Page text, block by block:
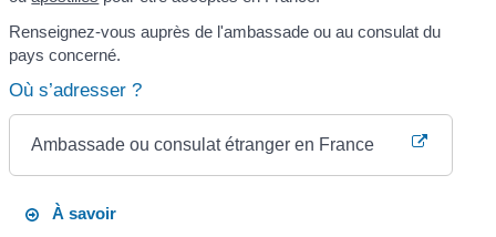
Renseignez-vous auprès de l'ambassade ou au consulat du
pays concerné.
Où s’adresser ?
Ambassade ou consulat étranger en France
À savoir